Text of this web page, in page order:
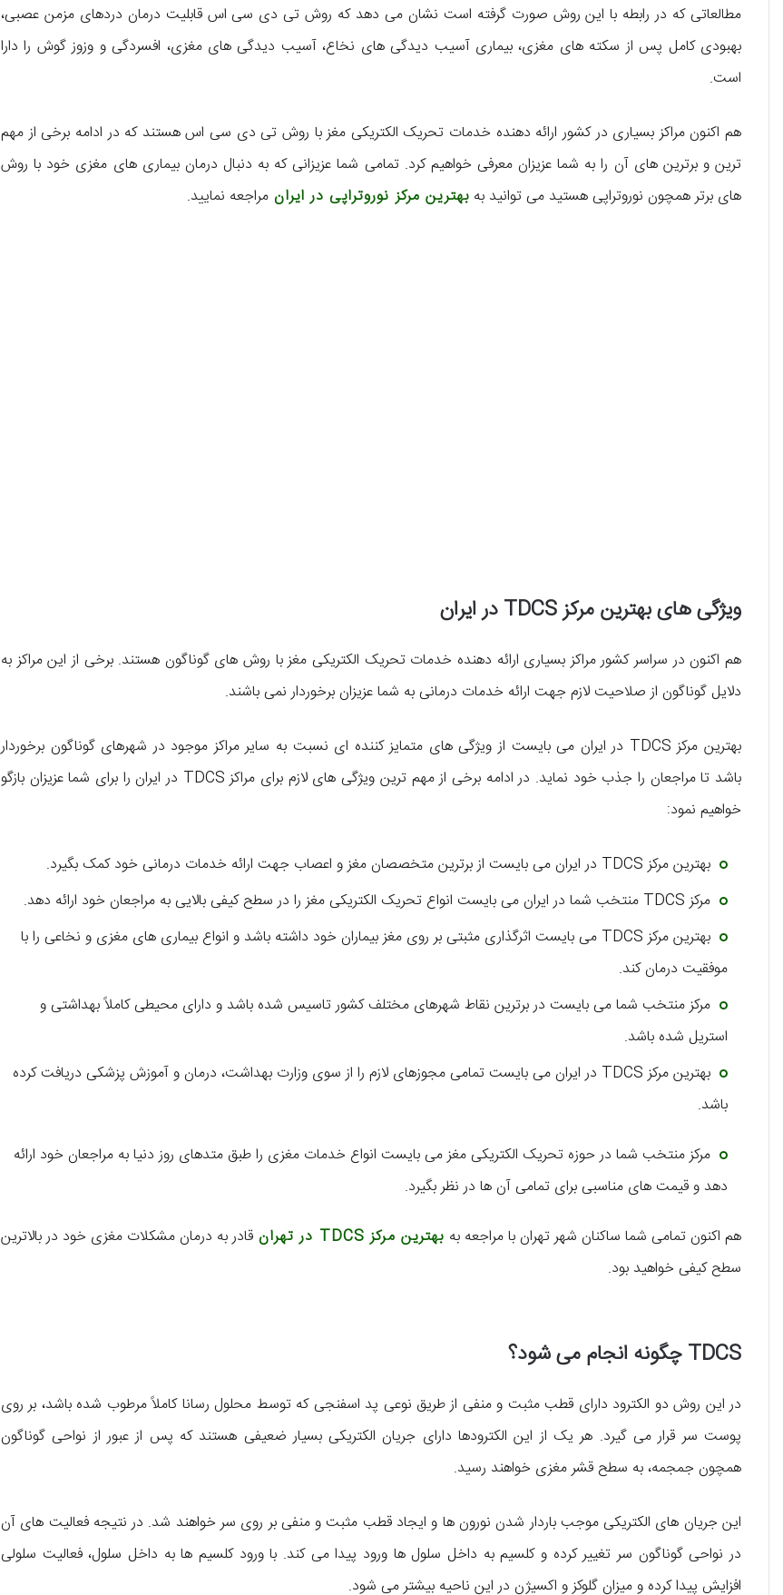
مطالعاتی که در رابطه با این روش صورت گرفته است نشان می ‌دهد که روش تی ‌دی ‌سی ‌اس قابلیت درمان دردهای مزمن عصبی،
بهبودی کامل پس از سکته ‌های مغزی، بیماری آسیب دیدگی ‌های نخاع، آسیب دیدگی ‌های مغزی، افسردگی و وزوز گوش را دارا
است.
هم اکنون مراکز بسیاری در کشور ارائه دهنده خدمات تحریک الکتریکی مغز با روش تی‌ دی‌ سی اس هستند که در ادامه برخی از مهم
‌ترین و برترین ‌های آن را به شما عزیزان معرفی خواهیم کرد. تمامی شما عزیزانی که به دنبال درمان بیماری ‌های مغزی خود با روش
‌های برتر همچون نوروتراپی هستید می ‌توانید به بهترین مرکز نوروتراپی در ایران مراجعه نمایید.
ویژگی‌ های بهترین مرکز TDCS در ایران
هم اکنون در سراسر کشور مراکز بسیاری ارائه دهنده خدمات تحریک الکتریکی مغز با روش ‌های گوناگون هستند. برخی از این مراکز به
دلایل گوناگون از صلاحیت لازم جهت ارائه خدمات درمانی به شما عزیزان برخوردار نمی ‌باشند.
بهترین مرکز TDCS در ایران می ‌بایست از ویژگی‌ ‌های متمایز کننده ‌ای نسبت به سایر مراکز موجود در شهرهای گوناگون برخوردار
باشد تا مراجعان را جذب خود نماید. در ادامه برخی از مهم ‌ترین ویژگی ‌های لازم برای مراکز TDCS در ایران را برای شما عزیزان بازگو
خواهیم نمود:
بهترین مرکز TDCS در ایران می ‌بایست از برترین متخصصان مغز و اعصاب جهت ارائه خدمات درمانی خود کمک بگیرد.
مرکز TDCS منتخب شما در ایران می ‌بایست انواع تحریک الکتریکی مغز را در سطح کیفی بالایی به مراجعان خود ارائه دهد.
بهترین مرکز TDCS می ‌بایست اثرگذاری مثبتی بر روی مغز بیماران خود داشته باشد و انواع بیماری ‌های مغزی و نخاعی را با
موفقیت درمان کند.
مرکز منتخب شما می ‌بایست در برترین نقاط شهرهای مختلف کشور تاسیس شده باشد و دارای محیطی کاملاً بهداشتی و
استریل شده باشد.
بهترین مرکز TDCS در ایران می ‌بایست تمامی مجوزهای لازم را از سوی وزارت بهداشت، درمان و آموزش پزشکی دریافت کرده
باشد.
مرکز منتخب شما در حوزه تحریک الکتریکی مغز می ‌بایست انواع خدمات مغزی را طبق متدهای روز دنیا به مراجعان خود ارائه
دهد و قیمت‌ ‌های مناسبی برای تمامی آن ها در نظر بگیرد.
هم اکنون تمامی شما ساکنان شهر تهران با مراجعه به بهترین مرکز TDCS در تهران
قادر به درمان مشکلات مغزی خود در بالاترین
سطح کیفی خواهید بود.
TDCS چگونه انجام می ‌شود؟
در این روش دو الکترود دارای قطب مثبت و منفی از طریق نوعی پد اسفنجی که توسط محلول رسانا کاملاً مرطوب شده باشد، بر روی
پوست سر قرار می ‌گیرد. هر یک از این الکترودها دارای جریان الکتریکی بسیار ضعیفی هستند که پس از عبور از نواحی گوناگون
همچون جمجمه، به سطح قشر مغزی خواهند رسید.
این جریان ‌های الکتریکی موجب باردار شدن نورون ‌ها و ایجاد قطب مثبت و منفی بر روی سر خواهند شد. در نتیجه فعالیت ‌های آن
در نواحی گوناگون سر تغییر کرده و کلسیم به داخل سلول ‌ها ورود پیدا می ‌کند. با ورود کلسیم ‌ها به داخل سلول، فعالیت سلولی
افزایش پیدا کرده و میزان گلوکز و اکسیژن در این ناحیه بیشتر می‌ شود.